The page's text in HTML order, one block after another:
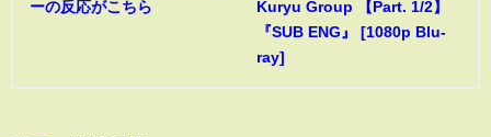
ーの反応がこちら
Kuryu Group 【Part. 1/2】
『SUB ENG』 [1080p Blu-
ray]